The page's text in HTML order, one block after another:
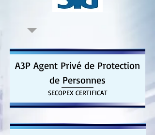
A3P Agent Privé de Protection
de Personnes
SECOPEX CERTIFICAT